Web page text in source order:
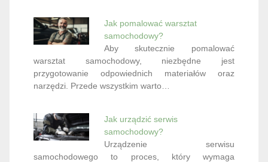
Jak pomalować warsztat
samochodowy?
Aby skutecznie pomalować
warsztat samochodowy, niezbędne jest
przygotowanie odpowiednich materiałów oraz
narzędzi. Przede wszystkim warto…
Jak urządzić serwis
samochodowy?
Urządzenie serwisu
samochodowego to proces, który wymaga